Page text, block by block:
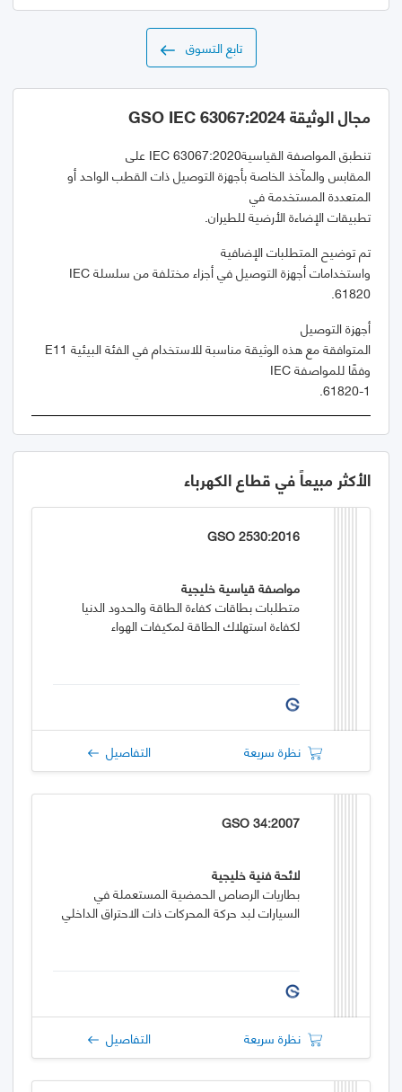
تابع التسوق
مجال الوثيقة GSO IEC 63067:2024
تنطبق المواصفة القياسيةIEC 63067:2020
المقابس والمآخذ الخاصة بأجهزة التوصيل ذات القطب الواحد أو
تطبيقات الإضاءة الأرضية للطيران.
واستخدامات أجهزة التوصيل في أجزاء مختلفة من سلسلة
61820
.
المتوافقة مع هذه الوثيقة مناسبة للاستخدام في الفئة البيئية E11
وفقًا للمواصفة
61820-1
.
الأكثر مبيعاً في قطاع الكهرباء
GSO 2530:2016
مواصفة قياسية خليجية
متطلبات بطاقات كفاءة الطاقة والحدود الدنيا
لكفاءة استهلاك الطاقة لمكيفات الهواء
نظرة سريعة التفاصيل
GSO 34:2007
لائحة فنية خليجية
بطاريات الرصاص الحمضية المستعملة في
السيارات لبد حركة المحركات ذات الاحتراق الداخلي
نظرة سريعة التفاصيل